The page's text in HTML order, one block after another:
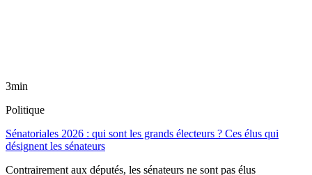
3min
Politique
Sénatoriales 2026 : qui sont les grands électeurs ? Ces élus qui
désignent les sénateurs
Contrairement aux députés, les sénateurs ne sont pas élus